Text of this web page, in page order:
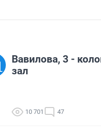
Вавилова, 3 -
зал
10 701 47